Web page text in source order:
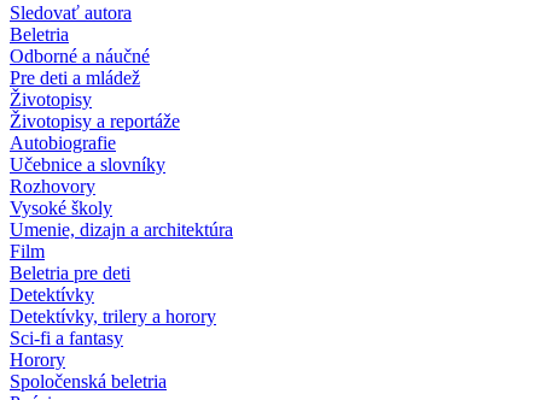
Sledovať autora
Beletria
Odborné a náučné
Pre deti a mládež
Životopisy
Životopisy a reportáže
Autobiografie
Učebnice a slovníky
Rozhovory
Vysoké školy
Umenie, dizajn a architektúra
Film
Beletria pre deti
Detektívky
Detektívky, trilery a horory
Sci-fi a fantasy
Horory
Spoločenská beletria